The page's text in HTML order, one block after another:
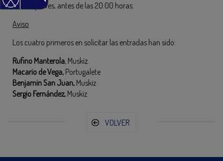
mismo jueves, antes de las 20:00 horas.
Aviso
Los cuatro primeros en solicitar las entradas han sido:
Rufino Manterola, Muskiz.
Macario de Vega, Portugalete
Benjamin San Juan, Muskiz
Sergio Fernández, Muskiz
VOLVER